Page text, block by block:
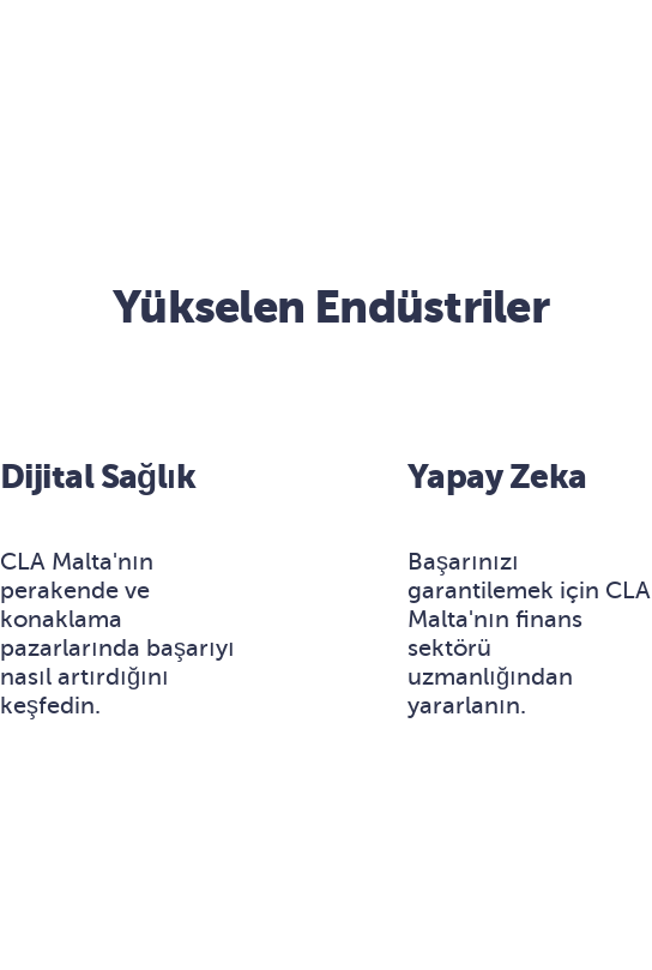
Yükselen Endüstriler
Dijital Sağlık
CLA Malta'nın
perakende ve
konaklama
pazarlarında başarıyı
nasıl artırdığını
keşfedin.
Yapay Zeka
Başarınızı
garantilemek için CLA
Malta'nın finans
sektörü
uzmanlığından
yararlanın.